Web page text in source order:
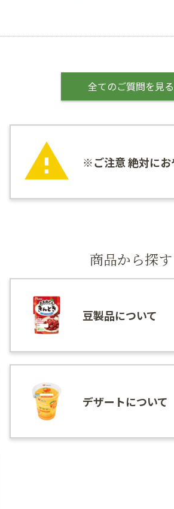
全てのご質問を見る
※ご注意 絶対にお
商品から探す
豆製品について
デザートについて